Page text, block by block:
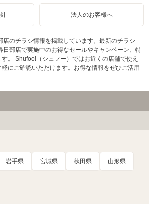
法人のお客様へ
店のチラシ情報を掲載しています。最新のチラシ
日部店で実施中のお得なセールやキャンペーン、特
。 Shufoo!（シュフー）ではお近くの店舗で使え
にご確認いただけます。お得な情報をぜひご活用
岩手県 宮城県 秋田県 山形県